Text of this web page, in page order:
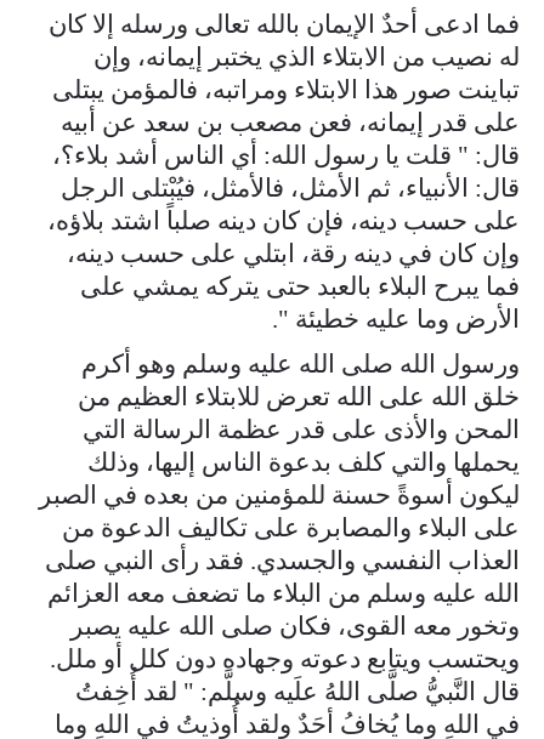
فما ادعى أحدٌ الإيمان بالله تعالى ورسله إلا كان
له نصيب من الابتلاء الذي يختبر إيمانه، وإن
تباينت صور هذا الابتلاء ومراتبه، فالمؤمن يبتلى
على قدر إيمانه، فعن مصعب بن سعد عن أبيه
قال: " قلت يا رسول الله: أي الناس أشد بلاء؟،
قال: الأنبياء، ثم الأمثل، فالأمثل، فيُبْتلى الرجل
على حسب دينه، فإن كان دينه صلباً اشتد بلاؤه،
وإن كان في دينه رقة، ابتلي على حسب دينه،
فما يبرح البلاء بالعبد حتى يتركه يمشي على
الأرض وما عليه خطيئة ".
ورسول الله صلى الله عليه وسلم وهو أكرم
خلق الله على الله تعرض للابتلاء العظيم من
المحن والأذى على قدر عظمة الرسالة التي
يحملها والتي كلف بدعوة الناس إليها، وذلك
ليكون أسوةً حسنة للمؤمنين من بعده في الصبر
على البلاء والمصابرة على تكاليف الدعوة من
العذاب النفسي والجسدي. فقد رأى النبي صلى
الله عليه وسلم من البلاء ما تضعف معه العزائم
وتخور معه القوى، فكان صلى الله عليه يصبر
ويحتسب ويتابع دعوته وجهاده دون كلل أو ملل.
قال النَّبيُّ صلَّى اللهُ علَيه وسلَّم: " لقد أُخِفتُ
في اللهِ وما يُخافُ أحَدٌ ولقد أُوذيتُ في اللهِ وما